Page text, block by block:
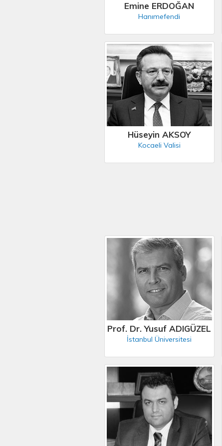
Emine ERDOĞAN
Hanımefendi
Hüseyin AKSOY
Kocaeli Valisi
Prof. Dr. Yusuf ADIGÜZEL
İstanbul Üniversitesi